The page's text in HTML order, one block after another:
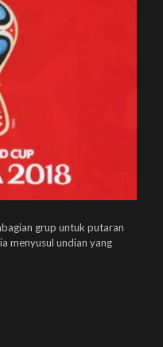
grup untuk putaran
menyusul undian yang